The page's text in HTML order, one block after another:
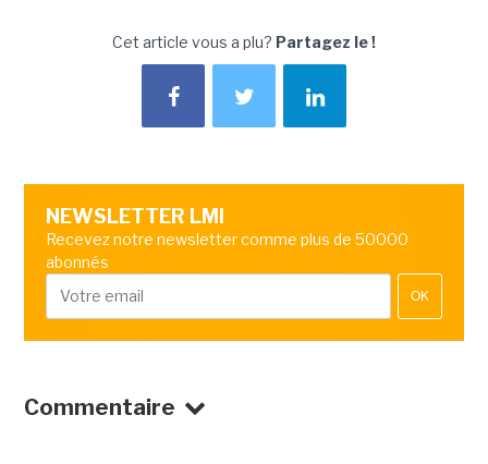
Cet article vous a plu? Partagez le !
NEWSLETTER LMI
Recevez notre newsletter comme plus de 50000
abonnés
OK
Commentaire